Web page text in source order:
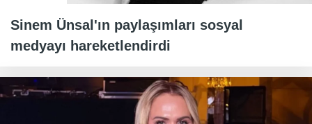
Sinem Ünsal'ın paylaşımları sosyal
medyayı hareketlendirdi